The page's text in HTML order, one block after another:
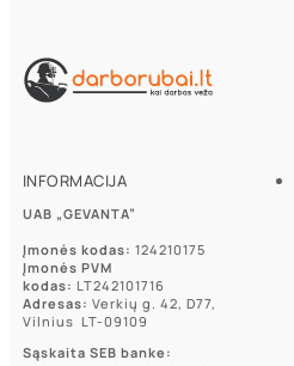
INFORMACIJA
UAB „GEVANTA”
Įmonės kodas: 124210175
Įmonės PVM
kodas: LT242101716
Adresas: Verkių g. 42, D77,
Vilnius LT-09109
Sąskaita SEB banke: